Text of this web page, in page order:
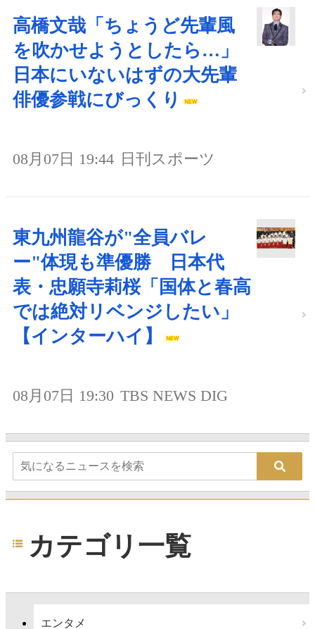
高橋文哉「ちょうど先輩風
を吹かせようとしたら…」
日本にいないはずの大先輩
俳優参戦にびっくり
08月07日 19:44 日刊スポーツ
東九州龍谷が"全員バレ
ー"体現も準優勝 日本代
表・忠願寺莉桜「国体と春高
では絶対リベンジしたい」
【インターハイ】
08月07日 19:30 TBS NEWS DIG
カテゴリ一覧
エンタメ